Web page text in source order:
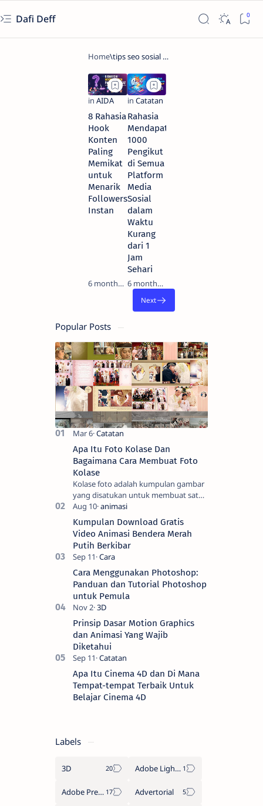
Dafi Deff
8 Rahasia
Hook
Konten
Paling
Memikat
untuk
Menarik
Followers
Instan
6 months ago
Rahasia
Mendapatkan
1000
Pengikut
di Semua
Platform
Media
Sosial
dalam
Waktu
Kurang
dari 1
Jam
Sehari
6 months ago
Popular Posts
Apa Itu Foto Kolase Dan
Bagaimana Cara Membuat Foto
Kolase
Kolase foto adalah kumpulan gambar
yang disatukan untuk membuat satu
gambar. Seni tradisional melibatkan
pemotongan gambar menjadi bentuk
yang men…
Kumpulan Download Gratis
Video Animasi Bendera Merah
Putih Berkibar
Cara Menggunakan Photoshop:
Panduan dan Tutorial Photoshop
untuk Pemula
Prinsip Dasar Motion Graphics
dan Animasi Yang Wajib
Diketahui
Apa Itu Cinema 4D dan Di Mana
Tempat-tempat Terbaik Untuk
Belajar Cinema 4D
Labels
3D Adobe Lightroom
Adobe Premiere Pro Advertorial